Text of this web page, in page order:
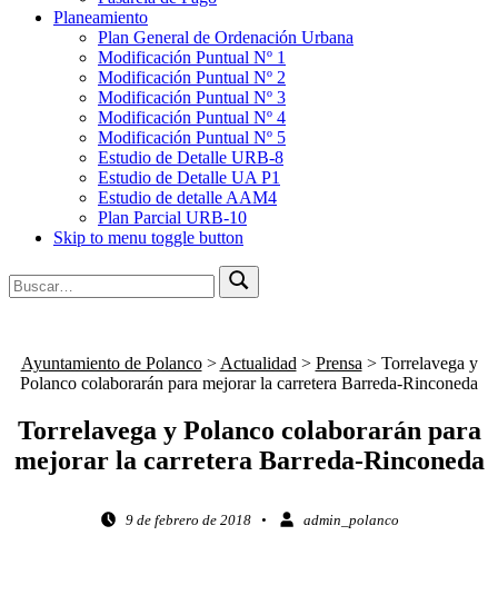
Planeamiento
Plan General de Ordenación Urbana
Modificación Puntual Nº 1
Modificación Puntual Nº 2
Modificación Puntual Nº 3
Modificación Puntual Nº 4
Modificación Puntual Nº 5
Estudio de Detalle URB-8
Estudio de Detalle UA P1
Estudio de detalle AAM4
Plan Parcial URB-10
Skip to menu toggle button
Búsqueda
para:
Ayuntamiento de Polanco> Actualidad > Prensa > Torrelavega y
Polanco colaborarán para mejorar la carretera Barreda-Rinconeda
Torrelavega y Polanco colaborarán para
mejorar la carretera Barreda-Rinconeda
Posted on:
9 de febrero de 2018
Written by:
admin_polanco